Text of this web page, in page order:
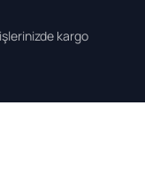
kargo